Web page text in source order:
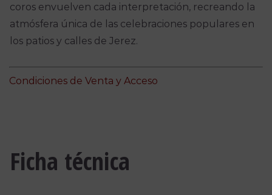
coros envuelven cada interpretación, recreando la
atmósfera única de las celebraciones populares en
los patios y calles de Jerez.
Condiciones de Venta y Acceso
Ficha técnica